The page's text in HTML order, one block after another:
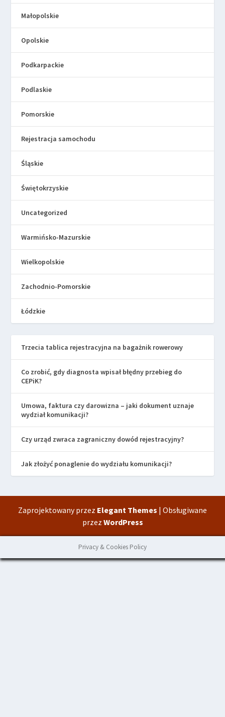
Małopolskie
Opolskie
Podkarpackie
Podlaskie
Pomorskie
Rejestracja samochodu
Śląskie
Świętokrzyskie
Uncategorized
Warmińsko-Mazurskie
Wielkopolskie
Zachodnio-Pomorskie
Łódzkie
Trzecia tablica rejestracyjna na bagażnik rowerowy
Co zrobić, gdy diagnosta wpisał błędny przebieg do
CEPiK?
Umowa, faktura czy darowizna – jaki dokument uznaje
wydział komunikacji?
Czy urząd zwraca zagraniczny dowód rejestracyjny?
Jak złożyć ponaglenie do wydziału komunikacji?
Zaprojektowany przez Elegant Themes | Obsługiwane
przez WordPress
Privacy & Cookies Policy